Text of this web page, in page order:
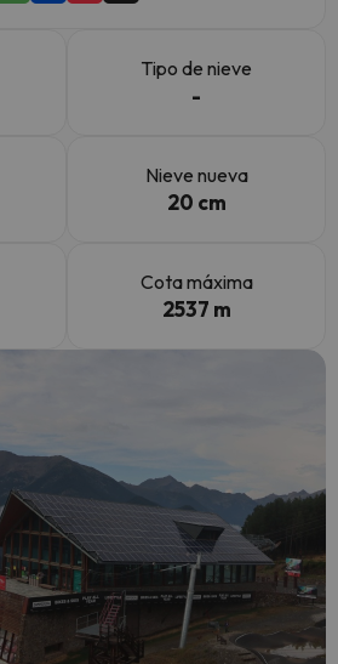
Tipo de nieve
-
Nieve nueva
20 cm
Cota máxima
2537 m